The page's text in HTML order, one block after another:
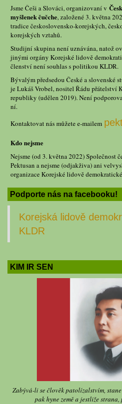
Jsme Češi a Slováci, organizovaní v
myšlenek čučche, založené 3. května
tradice československo-korejských,
korejských vztahů.
Studijní skupina není uznávána, natož
jinými orgány Korejské lidově
členství není souhlas s politikou KLDR.
Bývalým předsedou České a slovenské
je Lukáš Vrobel, nositel Řádu přátelství
republiky (udělen 2019). Není
ní.
Kontaktovat nás můžete e-mailem
Kdo nejsme
Nejsme (od 3. května 2022) Společnost
Pektusan a nejsme (odjakživa) ani
organizace Korejské lidově
Podporte nás na facebooku!
Korejská lidově
KLDR
KIM IR SEN
Zabývá-li se člověk patolízalstvím,
pak hyne země a jestliže